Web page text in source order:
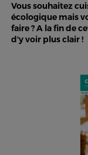
Vous souhaitez
écologique mais
faire ? A la fin de
d'y voir plus clair !